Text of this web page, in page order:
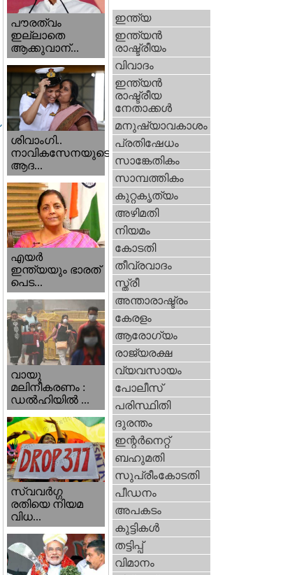
പൗരത്വം
ഇല്ലാതെ
ആക്കുവാന്...
ശിവാംഗി..
നാവികസേനയുടെ
ആദ...
എയര്‍
ഇന്ത്യയും ഭാരത്
പെട...
വായു
മലിനീകരണം :
ഡൽഹിയിൽ ...
സ്വവര്‍ഗ്ഗ
രതിയെ നിയമ
വിധ...
ഇന്ത്യ
ഇന്ത്യന്‍
രാഷ്ട്രീയം
വിവാദം
ഇന്ത്യന്‍
രാഷ്ട്രീയ
നേതാക്കള്‍
മനുഷ്യാവകാശം
പ്രതിഷേധം
സാങ്കേതികം
സാമ്പത്തികം
കുറ്റകൃത്യം
അഴിമതി
നിയമം
കോടതി
തീവ്രവാദം
സ്ത്രീ
അന്താരാഷ്ട്രം
കേരളം
ആരോഗ്യം
രാജ്യരക്ഷ
വ്യവസായം
പോലീസ്‌
പരിസ്ഥിതി
ദുരന്തം
ഇന്റര്‍നെറ്റ്‌
ബഹുമതി
സുപ്രീംകോടതി
പീഡനം
അപകടം
കുട്ടികള്‍
തട്ടിപ്പ്‌
വിമാനം